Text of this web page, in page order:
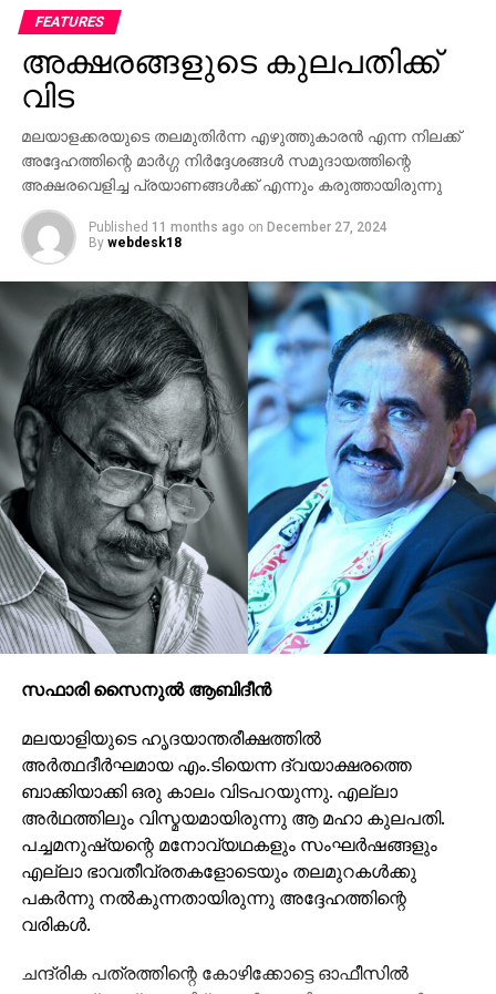
സ്ഥിരതയിലും സഹകരണം വർധിപ്പിക്കുന്നതിനുമുള്ള
തീരുമാനങ്ങൾ സന്ദർശനത്തിനിടയിൽ ഉണ്ടാകും
എന്നാണ് പ്രതീക്ഷിക്കുന്നത്.
രണ്ട് പ്രധാന സമ്പദ്‌വ്യവസ്ഥകളായ ഇന്ത്യയും
ചൈനയും ലോക സാമ്പത്തിക ക്രമത്തിൽ സ്ഥിരത
കൈവരിക്കുന്നതിന് ഒരുമിച്ച് പ്രവർത്തിക്കേണ്ടത്
പ്രധാനമാണെന്ന് സന്ദർശനത്തിനു മുൻപായി ജപ്പാൻ
മാധ്യമത്തിനു നൽകിയ അഭിമുഖത്തിൽ പ്രധാനമന്ത്രി
പറഞ്ഞു.
FEATURES
അക്ഷരങ്ങളുടെ കുലപതിക്ക്
വിട
മലയാളക്കരയുടെ തലമുതിര്‍ന്ന എഴുത്തുകാരന്‍ എന്ന നിലക്ക്
അദ്ദേഹത്തിന്റെ മാര്‍ഗ്ഗ നിര്‍ദ്ദേശങ്ങള്‍ സമുദായത്തിന്റെ
അക്ഷരവെളിച്ച പ്രയാണങ്ങള്‍ക്ക് എന്നും കരുത്തായിരുന്നു
Published 11 months ago on December 27, 2024
By webdesk18
സഫാരി സൈനുല്‍ ആബിദീന്‍
മലയാളിയുടെ ഹൃദയാന്തരീക്ഷത്തില്‍
അര്‍ത്ഥദീര്‍ഘമായ എം.ടിയെന്ന ദ്വയാക്ഷരത്തെ
ബാക്കിയാക്കി ഒരു കാലം വിടപറയുന്നു. എല്ലാ
അര്‍ഥത്തിലും വിസ്മയമായിരുന്നു ആ മഹാ കുലപതി.
പച്ചമനുഷ്യന്റെ മനോവ്യഥകളും സംഘര്‍ഷങ്ങളും
എല്ലാ ഭാവതീവ്രതകളോടെയും തലമുറകള്‍ക്കു
പകര്‍ന്നു നല്‍കുന്നതായിരുന്നു അദ്ദേഹത്തിന്റെ
വരികള്‍.
ചന്ദ്രിക പത്രത്തിന്റെ കോഴിക്കോട്ടെ ഓഫീസില്‍